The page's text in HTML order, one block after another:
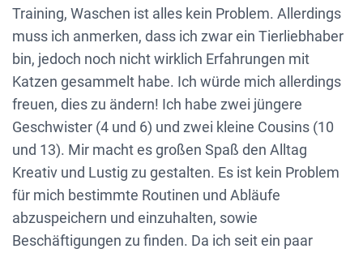
Training, Waschen ist alles kein Problem. Allerdings
muss ich anmerken, dass ich zwar ein Tierliebhaber
bin, jedoch noch nicht wirklich Erfahrungen mit
Katzen gesammelt habe. Ich würde mich allerdings
freuen, dies zu ändern! Ich habe zwei jüngere
Geschwister (4 und 6) und zwei kleine Cousins (10
und 13). Mir macht es großen Spaß den Alltag
Kreativ und Lustig zu gestalten. Es ist kein Problem
für mich bestimmte Routinen und Abläufe
abzuspeichern und einzuhalten, sowie
Beschäftigungen zu finden. Da ich seit ein paar